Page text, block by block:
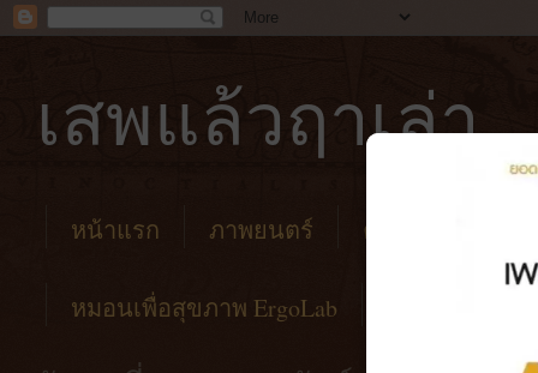
เสพแล้วฤาเล่า
หน้าแรก ภาพยนตร์ คาเฟ่
หมอนเพื่อสุขภาพ ErgoLab